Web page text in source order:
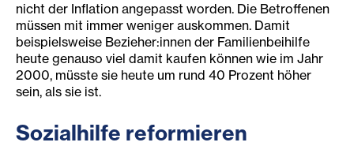
nicht der Inflation angepasst worden. Die Betroffenen
müssen mit immer weniger auskommen. Damit
beispielsweise Bezieher:innen der Familienbeihilfe
heute genauso viel damit kaufen können wie im Jahr
2000, müsste sie heute um rund 40 Prozent höher
sein, als sie ist.
Sozialhilfe reformieren